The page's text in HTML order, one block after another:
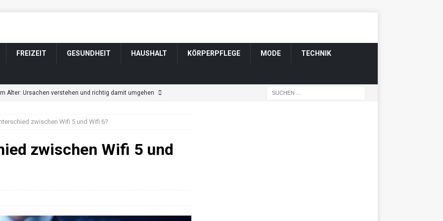
FREIZEIT GESUNDHEIT HAUSHALT KÖRPERPFLEGE MODE TECHNIK
Alter: Ursachen verstehen und richtig damit umgehen
zwischen Wifi 5 und Wifi 6?
zwischen Wifi 5 und